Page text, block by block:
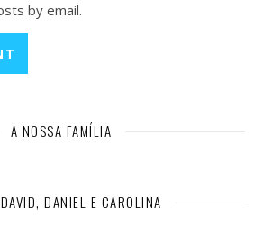
by email.
A NOSSA FAMÍLIA
DANIEL E CAROLINA